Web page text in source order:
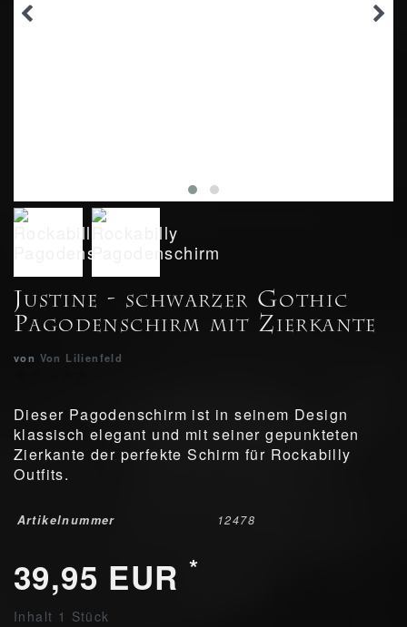
Justine - schwarzer Gothic
Pagodenschirm mit Zierkante
von Von Lilienfeld
Dieser Pagodenschirm ist in seinem Design
klassisch elegant und mit seiner gepunkteten
Zierkante der perfekte Schirm für Rockabilly
Outfits.
Artikelnummer 12478
39,95 EUR *
Inhalt 1 Stück